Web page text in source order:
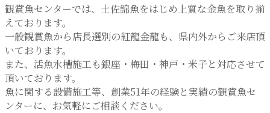
観賞魚センターでは、土佐錦魚をはじめ上質な金魚を取り揃
えております。
一般観賞魚から店長選別の紅龍金龍も、県内外からご来店頂
いております。
また、活魚水槽施工も銀座・梅田・神戸・米子と対応させて
頂いております。
魚に関する設備施工等、創業51年の経験と実績の観賞魚セ
ンターに、お気軽にご相談ください。